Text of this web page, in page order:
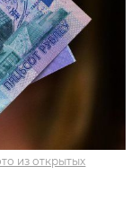
из открытых